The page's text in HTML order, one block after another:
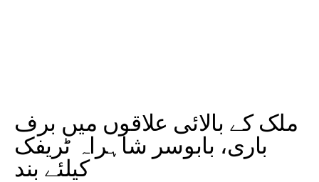
ملک کے بالائی علاقوں میں برف
باری، بابوسر شاہراہ ٹریفک
کیلئے بند